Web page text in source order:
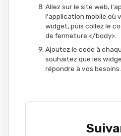
Allez sur le site web,
l'application mobile où
widget, puis collez le
de fermeture </body>.
Ajoutez le code à
souhaitez que les
répondre à vos besoins.